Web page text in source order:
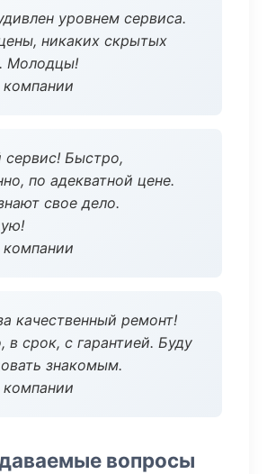
уровнем сервиса.
никаких скрытых
Молодцы!
сервис! Быстро,
по адекватной цене.
свое дело.
качественный ремонт!
в срок, с гарантией. Буду
знакомым.
вопросы